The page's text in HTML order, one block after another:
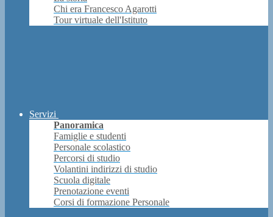
Chi era Francesco Agarotti
Tour virtuale dell'Istituto
Servizi
Panoramica
Famiglie e studenti
Personale scolastico
Percorsi di studio
Volantini indirizzi di studio
Scuola digitale
Prenotazione eventi
Corsi di formazione Personale